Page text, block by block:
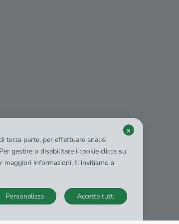
terza parte, per effettuare analisi
gestire o disabilitare i cookie clicca su
maggiori informazioni, ti invitiamo a
x
Accetta tutti
Personalizza